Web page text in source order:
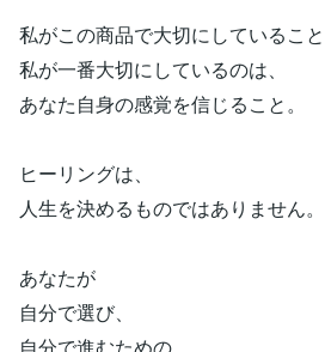
私がこの商品で大切にしていること
私が一番大切にしているのは、
あなた自身の感覚を信じること。
ヒーリングは、
人生を決めるものではありません。
あなたが
自分で選び、
自分で進むための